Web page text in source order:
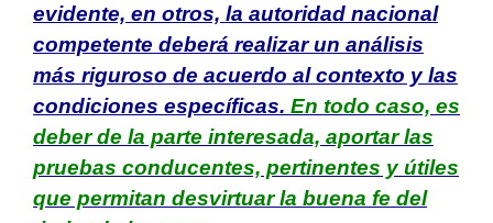
evidente, en otros, la autoridad nacional
competente deberá realizar un análisis
más riguroso de acuerdo al contexto y las
condiciones específicas. En todo caso, es
deber de la parte interesada, aportar las
pruebas conducentes, pertinentes y útiles
que permitan desvirtuar la buena fe del